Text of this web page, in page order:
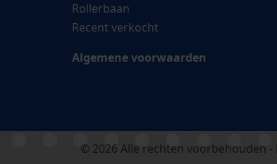
Rollerbaan
Recent verkocht
Algemene voorwaarden
© 2026 Alle rechten voorbehouden -